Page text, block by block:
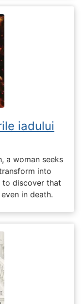
iadului
a woman seeks
into
to discover that
in death.